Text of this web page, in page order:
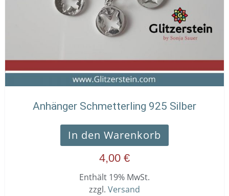
Anhänger Schmetterling 925 Silber
In den Warenkorb
4,00 €
Enthält 19% MwSt.
zzgl. Versand